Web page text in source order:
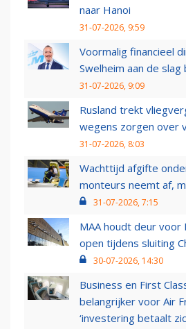
naar Hanoi
31-07-2026, 9:59
Voormalig financieel
Swelheim aan de slag
31-07-2026, 9:09
Rusland trekt
wegens zorgen over
31-07-2026, 8:03
Wachttijd afgifte
monteurs neemt af,
31-07-2026, 7:15
MAA houdt deur voor
open tijdens sluiting
30-07-2026, 14:30
Business en First
belangrijker voor Air
‘investering betaalt